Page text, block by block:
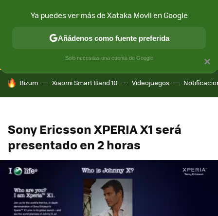
CONECTIVIDAD MÓVIL Y SOCIEDAD APLICACIONES
HOY SE HABLA DE
Bizum Xiaomi Smart Band 10 Videojuegos
Sony Ericsson XPERIA X1 será
presentado en 2 horas
×
Ya puedes ver más de Xataka Movil en Google
Añádenos como fuente preferida
Solo necesitas una cuenta de Google